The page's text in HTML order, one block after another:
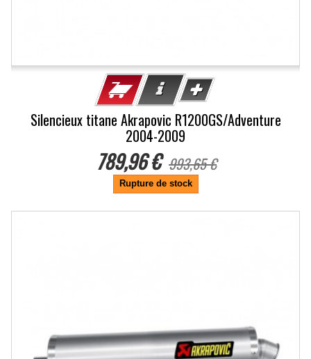
Silencieux titane Akrapovic R1200GS/Adventure
2004-2009
789,96 € 993,65 €
Rupture de stock